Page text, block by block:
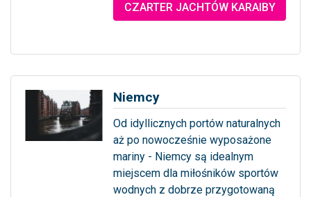
CZARTER JACHTÓW KARAIBY
Niemcy
Od idyllicznych portów naturalnych
aż po nowocześnie wyposażone
mariny - Niemcy są idealnym
miejscem dla miłośników sportów
wodnych z dobrze przygotowaną